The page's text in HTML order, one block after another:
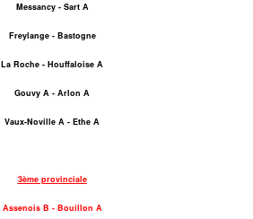
Messancy - Sart A
Freylange - Bastogne
La Roche - Houffaloise A
Gouvy A - Arlon A
Vaux-Noville A - Ethe A
3ème provinciale
Assenois B - Bouillon A